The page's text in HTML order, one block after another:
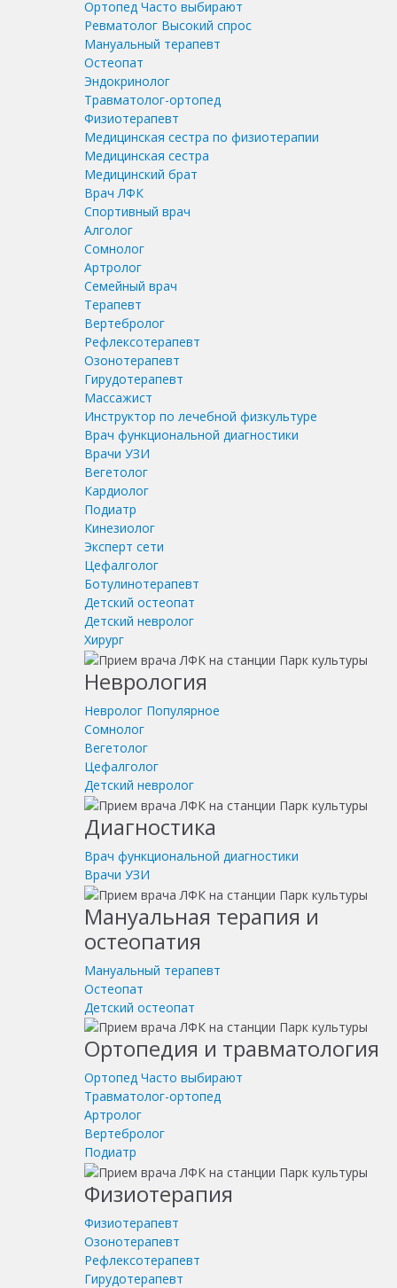
Ортопед Часто выбирают
Ревматолог Высокий спрос
Мануальный терапевт
Остеопат
Эндокринолог
Травматолог-ортопед
Физиотерапевт
Медицинская сестра по физиотерапии
Медицинская сестра
Медицинский брат
Врач ЛФК
Спортивный врач
Алголог
Сомнолог
Артролог
Семейный врач
Терапевт
Вертебролог
Рефлексотерапевт
Озонотерапевт
Гирудотерапевт
Массажист
Инструктор по лечебной физкультуре
Врач функциональной диагностики
Врачи УЗИ
Вегетолог
Кардиолог
Подиатр
Кинезиолог
Эксперт сети
Цефалголог
Ботулинотерапевт
Детский остеопат
Детский невролог
Хирург
Неврология
Невролог Популярное
Сомнолог
Вегетолог
Цефалголог
Детский невролог
Диагностика
Врач функциональной диагностики
Врачи УЗИ
Мануальная терапия и
остеопатия
Мануальный терапевт
Остеопат
Детский остеопат
Ортопедия и травматология
Ортопед Часто выбирают
Травматолог-ортопед
Артролог
Вертебролог
Подиатр
Физиотерапия
Физиотерапевт
Озонотерапевт
Рефлексотерапевт
Гирудотерапевт